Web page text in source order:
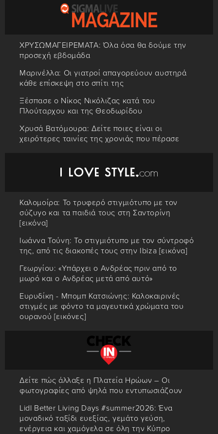
ΧΡΥΣΩΜΑΓΕΙΡΕΜΑΤΑ: Όλα όσα θα δούμε την
προσεχή εβδομάδα
Μαρινέλλα: Οι γιατροί απαγορεύουν αυστηρά
κάθε επίσκεψη στο σπίτι της
Ξέσπασε ο Νίκος Νικόλιζας κατά του
Πλούταρχου και της Θεοδωρίδου
Χρυσά Βατόμουρα: Δείτε ποιες είναι οι
χειρότερες ταινίες της χρονιάς που πέρασε
Καλομοίρα: Το τρυφερό στιγμιότυπο με τον
σύζυγο και τα παιδιά τους στη Σαντορίνη
[εικόνα]
Ιωάννα Τούνη: Το στιγμιότυπο με τον σύντροφό
της, από τις διακοπές τους στην Ibiza [εικόνα]
Γεωργίου: «Υπάρχει ο Ανδρέας πριν από το
μωρό και ο Ανδρέας μετά από αυτό»
Ευρυδίκη - Μπομπ Κατσιώνης: Καλοκαιρινές
στιγμές με φόντο τα μαγευτικά χρώματα του
ουρανού [εικόνες]
Δείτε πώς άλλαξε η Πλατεία Ηρώων – Οι
φωτογραφίες από ψηλά που εντυπωσιάζουν
Lidl Better Living Days #summer2026: Ένα
μοναδικό ταξίδι ευεξίας, γεμάτο γεύση,
ενέργεια και χαμόγελα σε όλη την Κύπρο